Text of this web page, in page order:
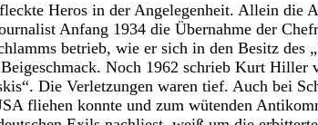
Heros in der Angelegenheit. Allein die
Anfang 1934 die Übernahme der
betrieb, wie er sich in den Besitz des
Noch 1962 schrieb Kurt Hiller
Die Verletzungen waren tief. Auch bei
fliehen konnte und zum wütenden